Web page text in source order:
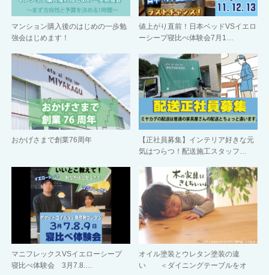
マンション購入後のはじめの一歩勉
強会はじめます！
値上がり直前！日本ベッドVSイエロ
ーシープ寝比べ体験会7月1…
おかげさまで創業76周年
【正社員募集】インテリア好きな元
気はつらつ！配送施工スタッフ…
マニフレックスVSイエローシープ
寝比べ体験会 3月7.8.…
オイル塗装とウレタン塗装の違
い ＜ダイニングテーブルをオ